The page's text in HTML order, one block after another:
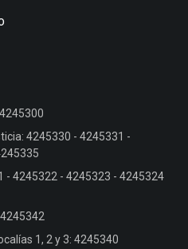
4245330 - 4245331 -
- 4245322 - 4245323 - 4245324
1, 2 y 3: 4245340